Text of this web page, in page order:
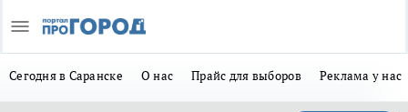
Сегодня в Саранске О нас Прайс для выборов Реклама у нас